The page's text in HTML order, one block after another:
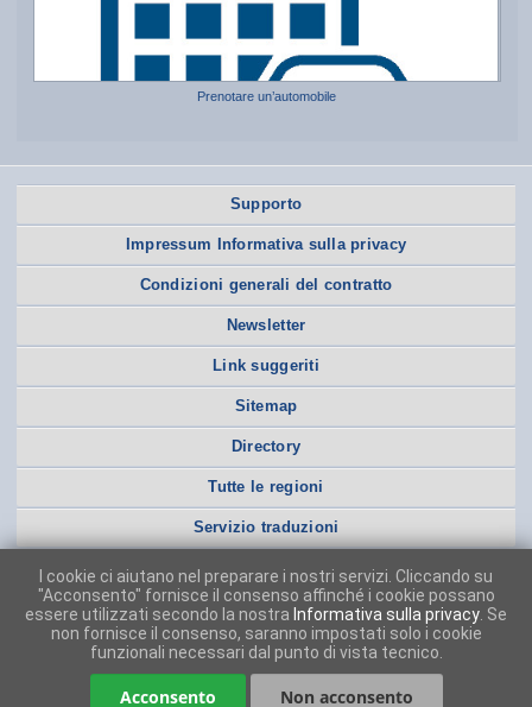
Prenotare un’automobile
Supporto
Impressum Informativa sulla privacy
Condizioni generali del contratto
Newsletter
Link suggeriti
Sitemap
Directory
Tutte le regioni
Servizio traduzioni
I cookie ci aiutano nel preparare i nostri servizi. Cliccando su
"Acconsento" fornisce il consenso affinché i cookie possano
essere utilizzati secondo la nostra Informativa sulla privacy . Se
non fornisce il consenso, saranno impostati solo i cookie
funzionali necessari dal punto di vista tecnico.